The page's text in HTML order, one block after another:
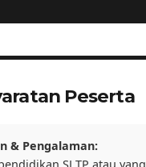
Peserta
& Pengalaman: